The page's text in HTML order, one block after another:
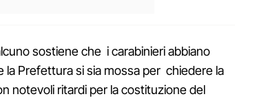
sostiene che i carabinieri abbiano
la Prefettura si sia mossa per chiedere la
notevoli ritardi per la costituzione del